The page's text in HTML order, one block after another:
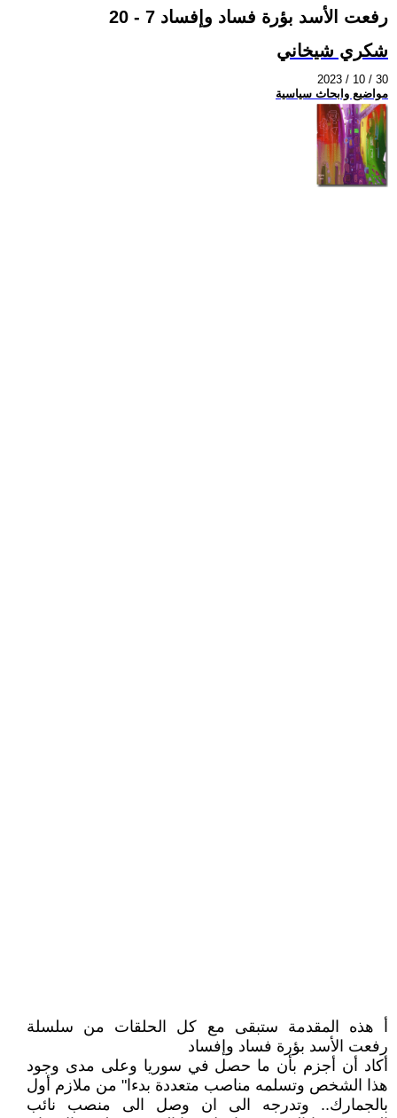
رفعت الأسد بؤرة فساد وإفساد 7 - 20
شكري شيخاني
2023 / 10 / 30
مواضيع وابحاث سياسية
أ هذه المقدمة ستبقى مع كل الحلقات من سلسلة
رفعت الأسد بؤرة فساد وإفساد
أكاد أن أجزم بأن ما حصل في سوريا وعلى مدى وجود
هذا الشخص وتسلمه مناصب متعددة بدءا" من ملازم أول
بالجمارك.. وتدرجه الى ان وصل الى منصب نائب